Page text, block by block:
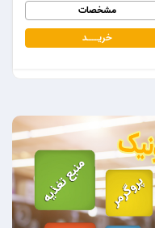
مشخصات
خریـــــــد